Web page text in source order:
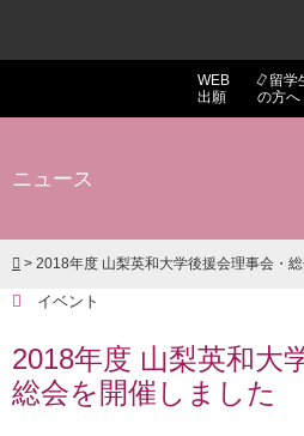
WEB
出願
留学
の方へ
ニュース
> 2018年度 山梨英和大学後援会理事会・
イベント
2018年度 山梨英和大
総会を開催しました